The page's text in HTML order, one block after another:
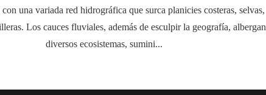
una variada red hidrográfica que surca planicies costeras, selvas,
Los cauces fluviales, además de esculpir la geografía, albergan
diversos ecosistemas, sumini...